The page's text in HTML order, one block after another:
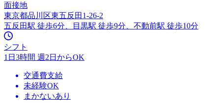
面接地
東京都品川区東五反田1-26-2
五反田駅 徒歩6分、目黒駅 徒歩9分、不動前駅 徒歩10分
シフト
1日3時間 週2日からOK
交通費支給
未経験OK
まかないあり